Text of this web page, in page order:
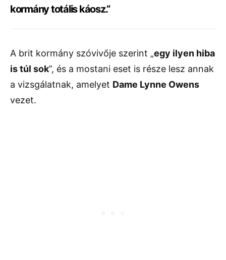
kormány totális káosz.”
A brit kormány szóvivője szerint „egy ilyen hiba
is túl sok”, és a mostani eset is része lesz annak
a vizsgálatnak, amelyet Dame Lynne Owens
vezet.